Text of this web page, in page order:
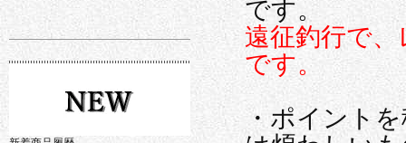
です。
遠征釣行で
です。
・ポイント